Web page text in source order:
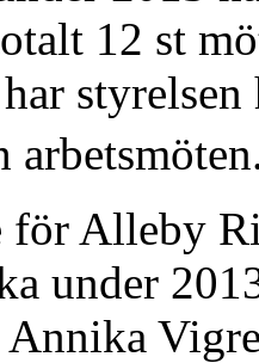
12 st
för Alleby
under